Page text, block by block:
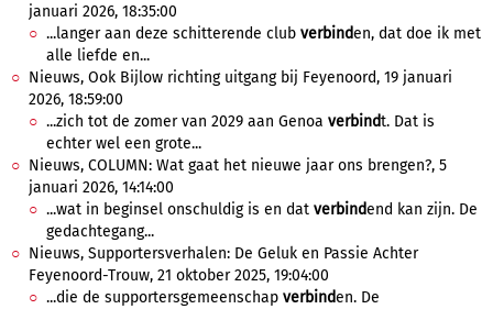
januari 2026, 18:35:00
...langer aan deze schitterende club verbinden, dat doe ik met
alle liefde en...
Nieuws, Ook Bijlow richting uitgang bij Feyenoord, 19 januari
2026, 18:59:00
...zich tot de zomer van 2029 aan Genoa verbindt. Dat is
echter wel een grote...
Nieuws, COLUMN: Wat gaat het nieuwe jaar ons brengen?, 5
januari 2026, 14:14:00
...wat in beginsel onschuldig is en dat verbindend kan zijn. De
gedachtegang...
Nieuws, Supportersverhalen: De Geluk en Passie Achter
Feyenoord-Trouw, 21 oktober 2025, 19:04:00
...die de supportersgemeenschap verbinden. De